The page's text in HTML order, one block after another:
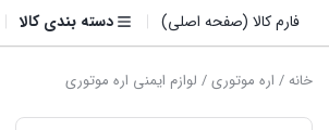
فارم کالا (صفحه اصلی) دسته بندی کالا
خانه/ اره موتوری/ لوازم ایمنی اره موتوری